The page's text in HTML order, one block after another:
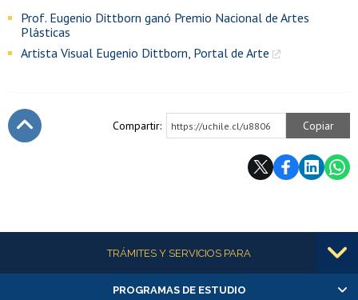
Prof. Eugenio Dittborn ganó Premio Nacional de Artes
Plásticas
Artista Visual Eugenio Dittborn, Portal de Arte
Compartir: https://uchile.cl/u8806 Copiar
Más informaciónTRÁMITES Y SERVICIOS PARA
Alumnas/os y exalumnas/os
PROGRAMAS DE ESTUDIO